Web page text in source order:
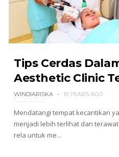
Tips Cerdas
Aesthetic Clinic
WINDIARISKA 10 YEARS AGO
Mendatangi tempat kecantikan
menjadi lebih terlihat dan
rela untuk me...